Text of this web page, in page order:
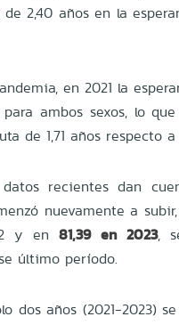
2,40 años en la
en 2021 la
ambos sexos, lo
de 1,71 años respecto a
recientes dan
nuevamente a
y en 81,39 en 2023,
último período.
dos años (2021-2023)